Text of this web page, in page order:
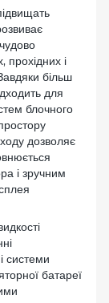
прохідних і
більш
для
блочного
дозволяє
і зручним
системи
батареї